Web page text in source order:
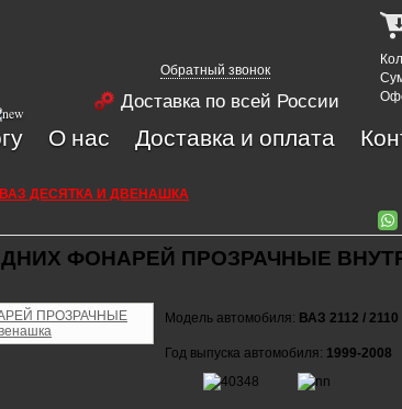
Обратный звонок
Доставка по всей России
О нас Доставка и оплата
ДЕСЯТКА И ДВЕНАШКА
ФОНАРЕЙ ПРОЗРАЧНЫЕ
Модель автомобиля: ВАЗ 2112 /
Год выпуска автомобиля: 1999-2008